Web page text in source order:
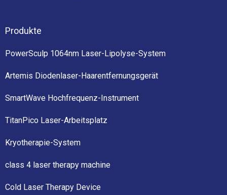
Produkte
PowerSculp 1064nm Laser-Lipolyse-System
Artemis Diodenlaser-Haarentfernungsgerät
SmartWave Hochfrequenz-Instrument
TitanPico Laser-Arbeitsplatz
Kryotherapie-System
class 4 laser therapy machine
Cold Laser Therapy Device